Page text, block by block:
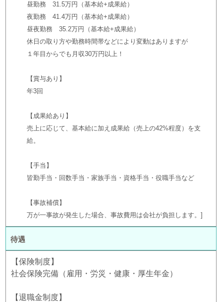
昼勤務 31.5万円（基本給+成果給）
夜勤務 41.4万円（基本給+成果給）
昼夜勤務 35.2万円（基本給+成果給）
休日の取り方や勤務時間帯などにより変動はありますが
１年目からでも月収30万円以上！
【賞与あり】
年3回
【成果給あり】
売上に応じて、基本給に加え成果給（売上の42%程度）を支
給。
【手当】
皆勤手当・回数手当・家族手当・資格手当・役職手当など
【事故補償】
万が一事故が発生した場合、事故費用は会社が負担します。
待遇
【保険制度】
社会保険完備（雇用・労災・健康・厚生年金）
【退職金制度】